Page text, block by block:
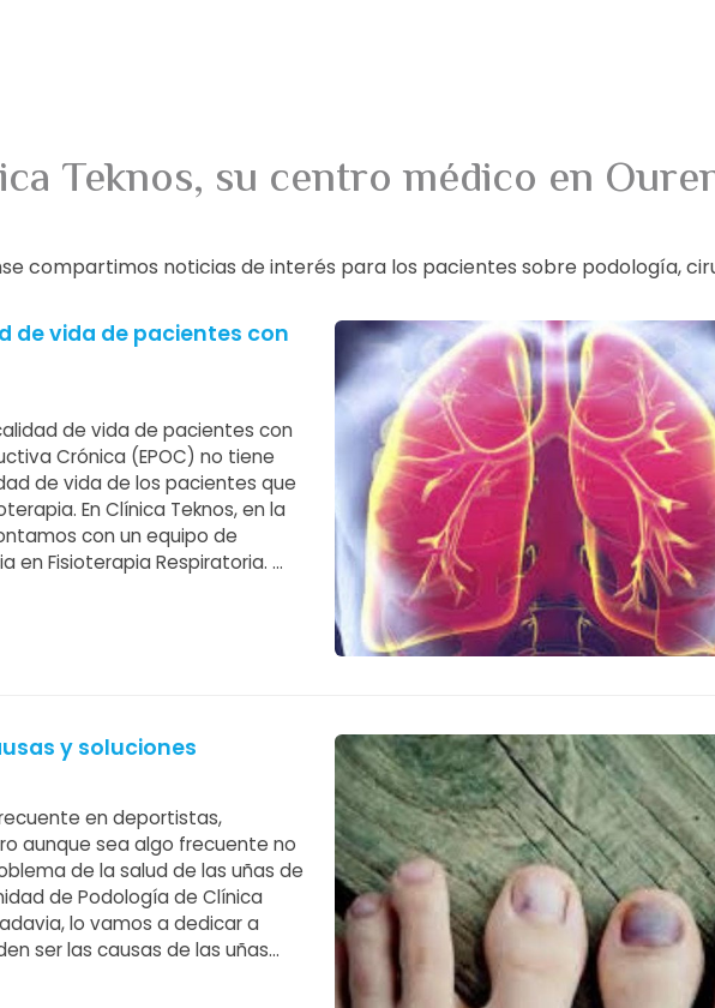
Teknos, su centro médico en
compartimos noticias de interés para los pacientes sobre podología,
de vida de pacientes con
de vida de pacientes con
Crónica (EPOC) no tiene
de vida de los pacientes que
En Clínica Teknos, en la
con un equipo de
en Fisioterapia Respiratoria.
y soluciones
en deportistas,
aunque sea algo frecuente no
de la salud de las uñas de
de Podología de Clínica
lo vamos a dedicar a
ser las causas de las uñas